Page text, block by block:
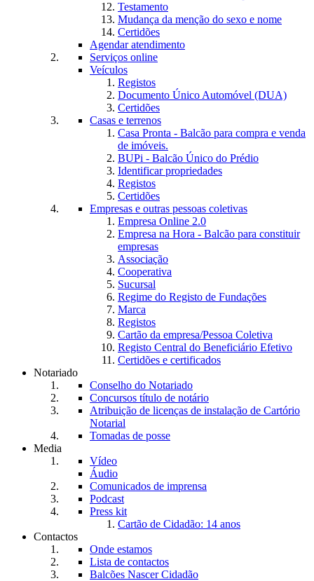
Testamento
Mudança da menção do sexo e nome
Certidões
Agendar atendimento
Serviços online
Veículos
Registos
Documento Único Automóvel (DUA)
Certidões
Casas e terrenos
Casa Pronta - Balcão para compra e venda
de imóveis.
BUPi - Balcão Único do Prédio
Identificar propriedades
Registos
Certidões
Empresas e outras pessoas coletivas
Empresa Online 2.0
Empresa na Hora - Balcão para constituir
empresas
Associação
Cooperativa
Sucursal
Regime do Registo de Fundações
Marca
Registos
Cartão da empresa/Pessoa Coletiva
Registo Central do Beneficiário Efetivo
Certidões e certificados
Notariado
Conselho do Notariado
Concursos título de notário
Atribuição de licenças de instalação de Cartório
Notarial
Tomadas de posse
Media
Vídeo
Áudio
Comunicados de imprensa
Podcast
Press kit
Cartão de Cidadão: 14 anos
Contactos
Onde estamos
Lista de contactos
Balcões Nascer Cidadão